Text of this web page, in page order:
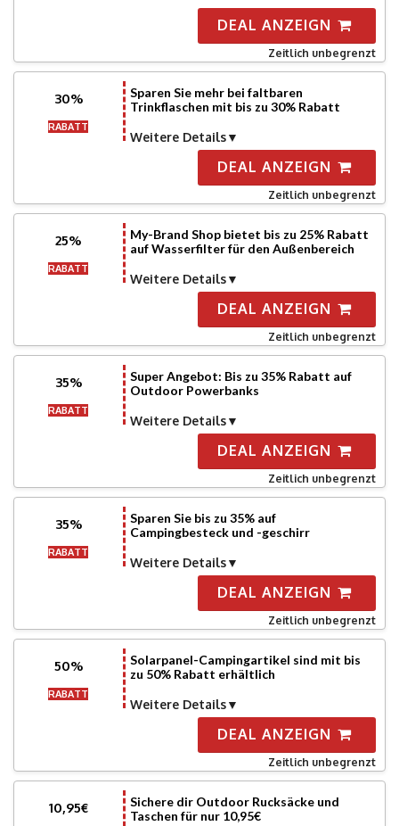
DEAL ANZEIGN
Zeitlich unbegrenzt
30%
RABATT
Sparen Sie mehr bei faltbaren
Trinkflaschen mit bis zu 30% Rabatt
Weitere Details
DEAL ANZEIGN
Zeitlich unbegrenzt
25%
RABATT
My-Brand Shop bietet bis zu 25% Rabatt
auf Wasserfilter für den Außenbereich
Weitere Details
DEAL ANZEIGN
Zeitlich unbegrenzt
35%
RABATT
Super Angebot: Bis zu 35% Rabatt auf
Outdoor Powerbanks
Weitere Details
DEAL ANZEIGN
Zeitlich unbegrenzt
35%
RABATT
Sparen Sie bis zu 35% auf
Campingbesteck und -geschirr
Weitere Details
DEAL ANZEIGN
Zeitlich unbegrenzt
50%
RABATT
Solarpanel-Campingartikel sind mit bis
zu 50% Rabatt erhältlich
Weitere Details
DEAL ANZEIGN
Zeitlich unbegrenzt
10,95€
Sichere dir Outdoor Rucksäcke und
Taschen für nur 10,95€